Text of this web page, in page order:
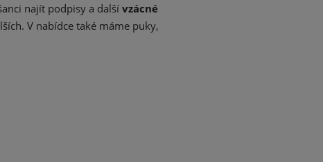
najít podpisy a další vzácné
V nabídce také máme puky,